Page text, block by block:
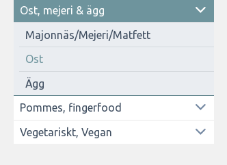
Ost, mejeri & ägg
Majonnäs/Mejeri/Matfett
Ost
Ägg
Pommes, fingerfood
Vegetariskt, Vegan